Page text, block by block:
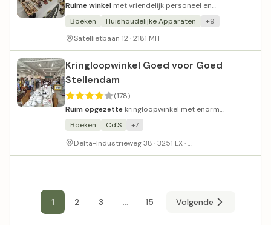
Ruime winkel met vriendelijk personeel en
bezorgservice voor grote items.
Boeken Huishoudelijke Apparaten
+9
Satellietbaan 12 · 2181 MH
Kringloopwinkel Goed voor Goed
Stellendam
(178)
Ruim opgezette kringloopwinkel met enorm
assortiment en vriendelijk personeel.
Boeken Cd'S
+7
Delta-Industrieweg 38 · 3251 LX ·
1 2 3 ... 15 Volgende